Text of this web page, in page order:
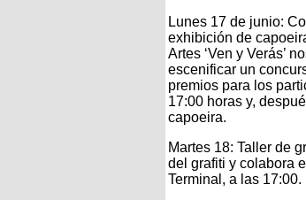
Lunes 17 de junio:
exhibición de
Artes ‘Ven y Verás’
escenificar un
premios para los
17:00 horas y,
capoeira.
Martes 18: Taller de
del grafiti y colabora
Terminal, a las 17:00.